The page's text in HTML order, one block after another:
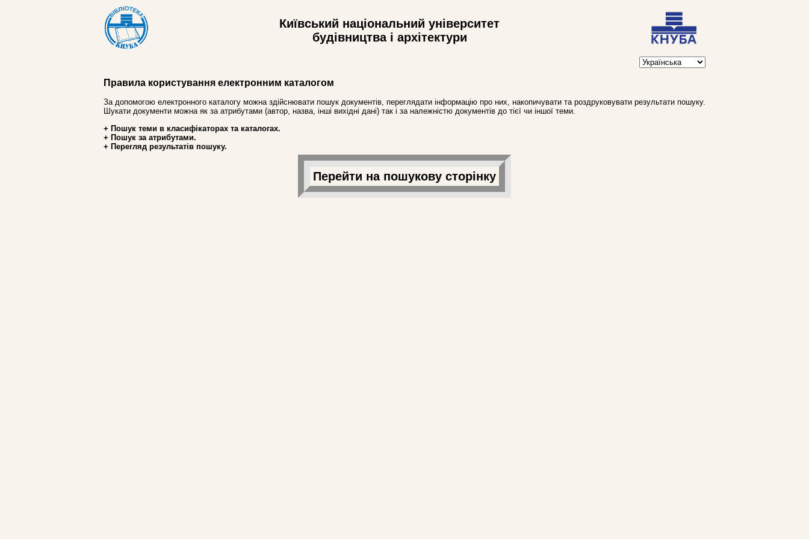
Київський національний університет
будівництва і архітектури
Правила користування електронним каталогом
За допомогою електронного каталогу можна здійснювати пошук документів, переглядати інформацію про них, накопичувати та роздруковувати результати пошуку.
Шукати документи можна як за атрибутами (автор, назва, інші вихідні дані) так і за належністю документів до тієї чи іншої теми.
+ Пошук теми в класифікаторах та каталогах.
+ Пошук за атрибутами.
+ Перегляд результатів пошуку.
Перейти на пошукову сторінку